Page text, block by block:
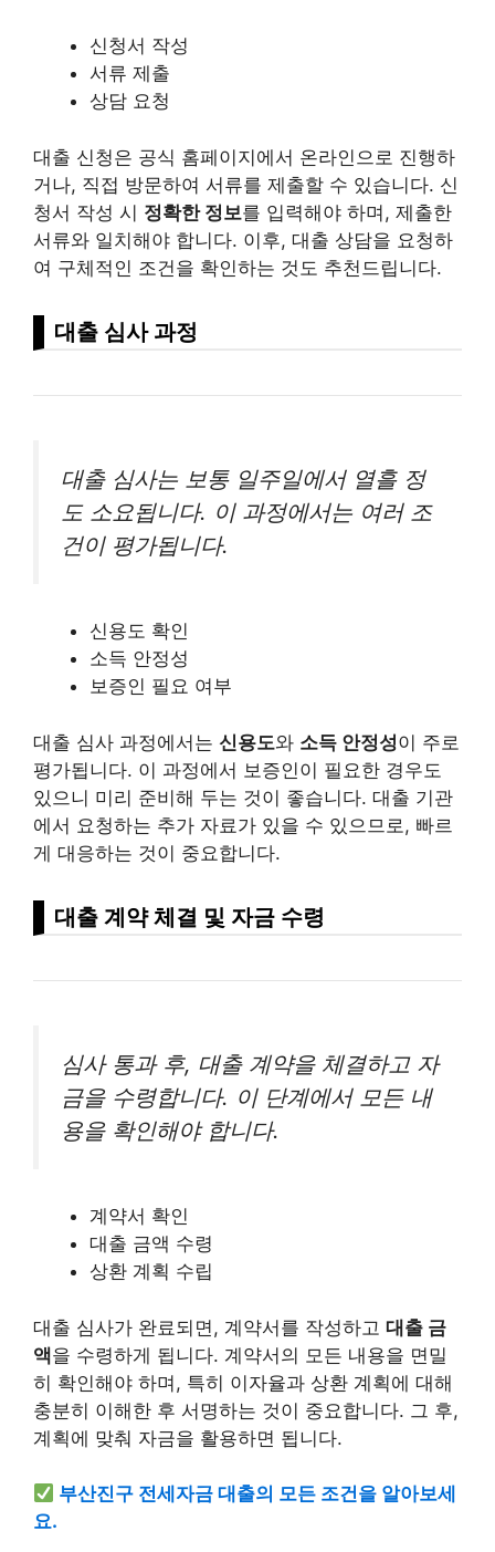
신청서 작성
서류 제출
상담 요청
대출 신청은 공식 홈페이지에서 온라인으로 진행하
거나, 직접 방문하여 서류를 제출할 수 있습니다. 신
청서 작성 시 정확한 정보를 입력해야 하며, 제출한
서류와 일치해야 합니다. 이후, 대출 상담을 요청하
여 구체적인 조건을 확인하는 것도 추천드립니다.
대출 심사 과정
대출 심사는 보통 일주일에서 열흘 정
도 소요됩니다. 이 과정에서는 여러 조
건이 평가됩니다.
신용도 확인
소득 안정성
보증인 필요 여부
대출 심사 과정에서는 신용도와 소득 안정성이 주로
평가됩니다. 이 과정에서 보증인이 필요한 경우도
있으니 미리 준비해 두는 것이 좋습니다. 대출 기관
에서 요청하는 추가 자료가 있을 수 있으므로, 빠르
게 대응하는 것이 중요합니다.
대출 계약 체결 및 자금 수령
심사 통과 후, 대출 계약을 체결하고 자
금을 수령합니다. 이 단계에서 모든 내
용을 확인해야 합니다.
계약서 확인
대출 금액 수령
상환 계획 수립
대출 심사가 완료되면, 계약서를 작성하고 대출 금
액을 수령하게 됩니다. 계약서의 모든 내용을 면밀
히 확인해야 하며, 특히 이자율과 상환 계획에 대해
충분히 이해한 후 서명하는 것이 중요합니다. 그 후,
계획에 맞춰 자금을 활용하면 됩니다.
부산진구 전세자금 대출의 모든 조건을 알아보세
요.